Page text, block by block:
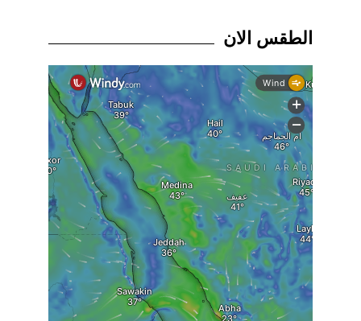
الطقس الان